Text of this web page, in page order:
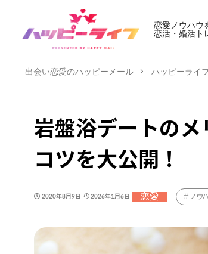
恋愛ノウハウ
恋活・婚活ト
出会い恋愛のハッピーメール ハッピーライフ
岩盤浴デートの
コツを大公開！
2020年8月9日 2026年1月6日 恋愛 ノウ